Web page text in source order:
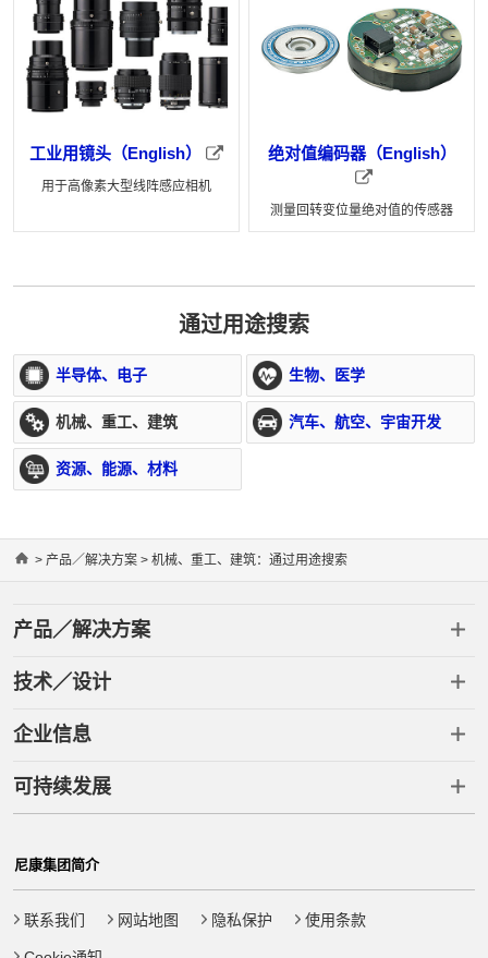
工业用镜头（English）
用于高像素大型线阵感应相机
绝对值编码器（English）
测量回转变位量绝对值的传感器
通过用途搜索
半导体、电子 生物、医学
机械、重工、建筑 汽车、航空、宇宙开发
资源、能源、材料
Home
> 产品／解决方案> 机械、重工、建筑：通过用途搜索
产品／解决方案
技术／设计
企业信息
可持续发展
尼康集团简介
联系我们 网站地图 隐私保护 使用条款